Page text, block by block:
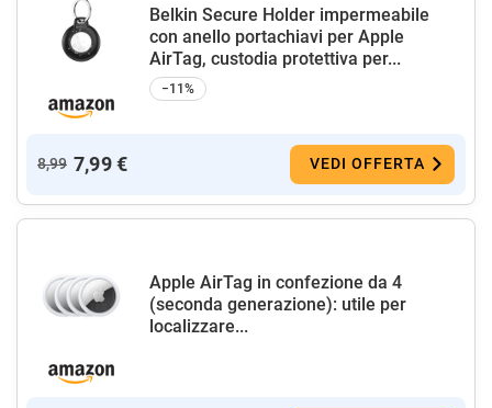
Belkin Secure Holder impermeabile
con anello portachiavi per Apple
AirTag, custodia protettiva per...
−11%
8,99 7,99 € VEDI OFFERTA
Apple AirTag in confezione da 4 ​​​​​​
(seconda generazione): utile per
localizzare...